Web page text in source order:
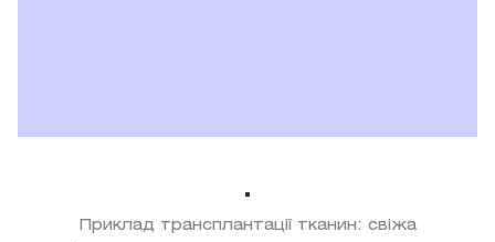
Приклад трансплантації тканин: свіжа